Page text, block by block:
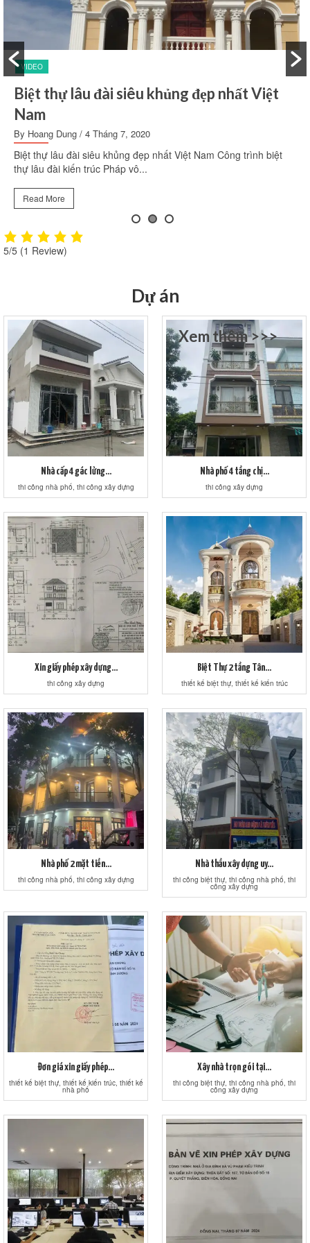
THI CÔNG THÉP VÀ ĐỔ BÊ TÔNG
By Dieu Nguyen/ 24 Tháng 2, 2020
THI CÔNG THÉP VÀ ĐỔ BÊ TÔNG Công ty xây dựng Sao
Vàng chuyên tư vấn - thiết kế - Thi...
Read More
5/5 (1 Review)
Dự án
Xem thêm >>>
Nhà cấp 4 gác lửng...
thi công nhà phố, thi công xây dựng
Nhà phố 4 tầng chị...
thi công xây dựng
Xin giấy phép xây dựng...
thi công xây dựng
Biệt Thự 2 tầng Tân...
thiết kế biệt thự, thiết kế kiến trúc
Nhà phố 2 mặt tiền...
thi công nhà phố, thi công xây dựng
Nhà thầu xây dựng uy...
thi công biệt thự, thi công nhà phố, thi
công xây dựng
Đơn giá xin giấy phép...
thiết kế biệt thự, thiết kế kiến trúc, thiết kế
nhà phố
Xây nhà trọn gói tại...
thi công biệt thự, thi công nhà phố, thi
công xây dựng